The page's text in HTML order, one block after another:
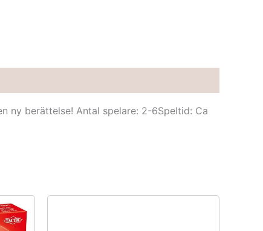
ny berättelse! Antal spelare: 2-6Speltid: Ca